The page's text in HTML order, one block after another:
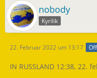
nobody
Kyrilik
22. Februar 2022 um 13:17
IN RUSSLAND 12:38, 22.